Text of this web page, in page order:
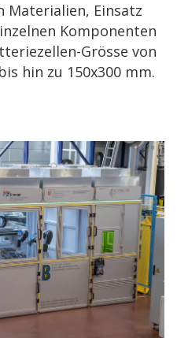
Materialien, Einsatz
Komponenten
Grösse von
hin zu 150x300 mm.